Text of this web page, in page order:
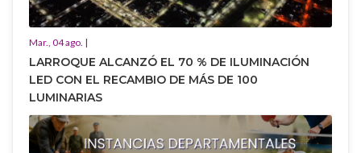
Mar., 04 ago. |
LARROQUE ALCANZÓ EL 70 % DE ILUMINACIÓN
LED CON EL RECAMBIO DE MÁS DE 100
LUMINARIAS